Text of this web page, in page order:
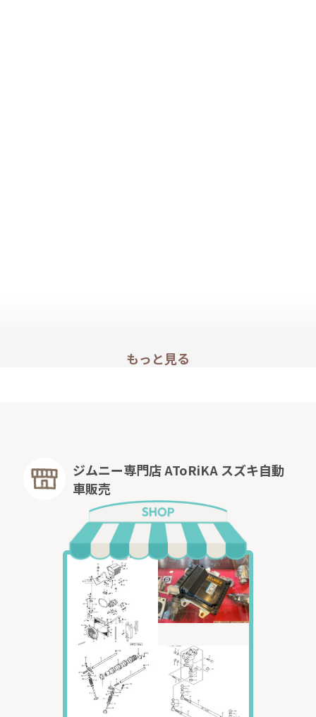
もっと見る
ジムニー専門店 AToRiKA スズキ自動
車販売